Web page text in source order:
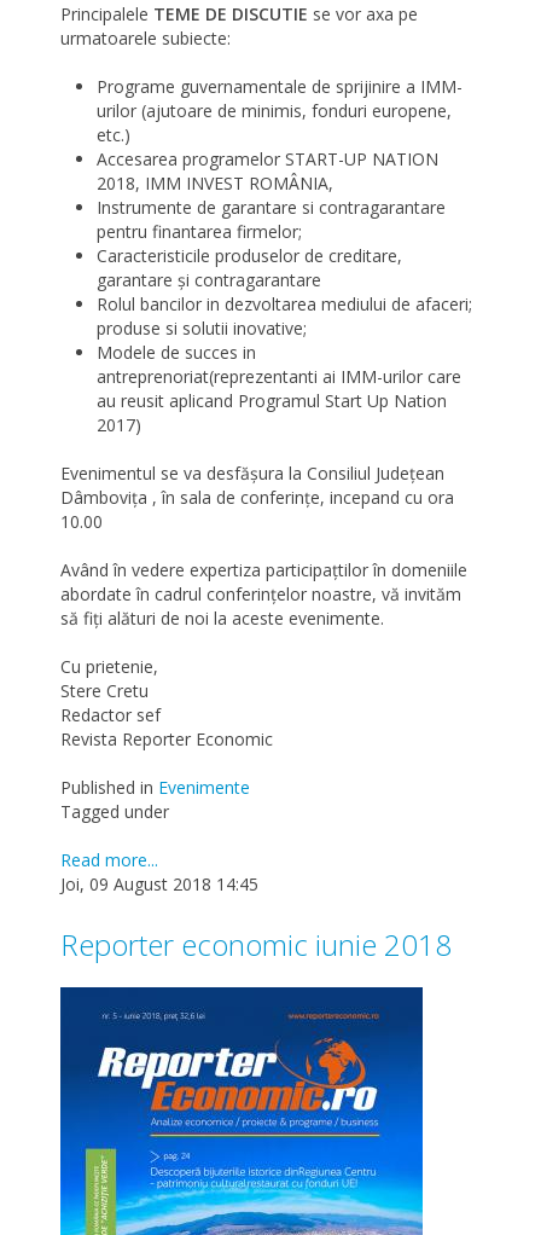
Principalele TEME DE DISCUTIE se vor axa pe
urmatoarele subiecte:
Programe guvernamentale de sprijinire a IMM-
urilor (ajutoare de minimis, fonduri europene,
etc.)
Accesarea programelor START-UP NATION
2018, IMM INVEST ROMÂNIA,
Instrumente de garantare si contragarantare
pentru finantarea firmelor;
Caracteristicile produselor de creditare,
garantare şi contragarantare
Rolul bancilor in dezvoltarea mediului de afaceri;
produse si solutii inovative;
Modele de succes in
antreprenoriat(reprezentanti ai IMM-urilor care
au reusit aplicand Programul Start Up Nation
2017)
Evenimentul se va desfășura la Consiliul Județean
Dâmbovița , în sala de conferințe, incepand cu ora
10.00
Având în vedere expertiza participațtilor în domeniile
abordate în cadrul conferințelor noastre, vă invităm
să fiți alături de noi la aceste evenimente.
Cu prietenie,
Stere Cretu
Redactor sef
Revista Reporter Economic
Published in Evenimente
Tagged under
Read more...
Joi, 09 August 2018 14:45
Reporter economic iunie 2018